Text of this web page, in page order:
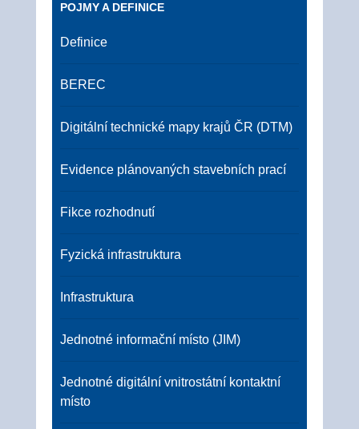
POJMY A DEFINICE
Definice
BEREC
Digitální technické mapy krajů ČR (DTM)
Evidence plánovaných stavebních prací
Fikce rozhodnutí
Fyzická infrastruktura
Infrastruktura
Jednotné informační místo (JIM)
Jednotné digitální vnitrostátní kontaktní
místo